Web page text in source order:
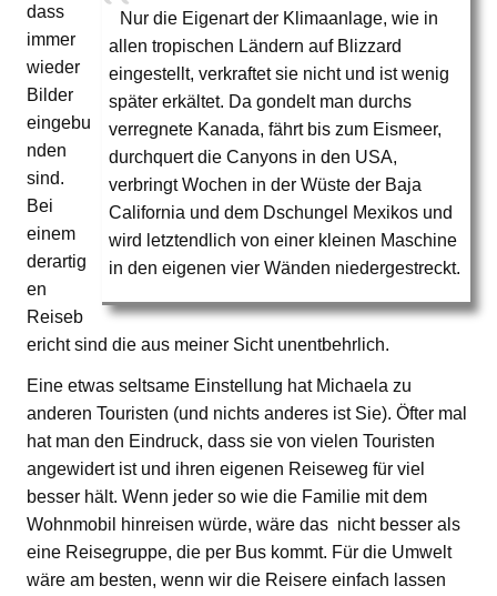
Nur die Eigenart der Klimaanlage, wie in
allen tropischen Ländern auf Blizzard
eingestellt, verkraftet sie nicht und ist wenig
später erkältet. Da gondelt man durchs
verregnete Kanada, fährt bis zum Eismeer,
durchquert die Canyons in den USA,
verbringt Wochen in der Wüste der Baja
California und dem Dschungel Mexikos und
wird letztendlich von einer kleinen Maschine
in den eigenen vier Wänden niedergestreckt.
dass
immer
wieder
Bilder
eingebu
nden
sind.
Bei
einem
derartig
en
Reiseb
ericht sind die aus meiner Sicht unentbehrlich.
Eine etwas seltsame Einstellung hat Michaela zu
anderen Touristen (und nichts anderes ist Sie). Öfter mal
hat man den Eindruck, dass sie von vielen Touristen
angewidert ist und ihren eigenen Reiseweg für viel
besser hält. Wenn jeder so wie die Familie mit dem
Wohnmobil hinreisen würde, wäre das nicht besser als
eine Reisegruppe, die per Bus kommt. Für die Umwelt
wäre am besten, wenn wir die Reisere einfach lassen